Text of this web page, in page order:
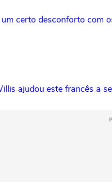
certo desconforto com
ajudou este francês a